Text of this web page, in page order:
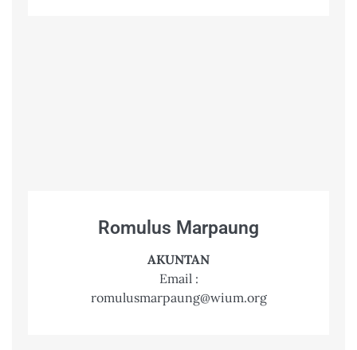
Romulus Marpaung
AKUNTAN
Email :
romulusmarpaung@wium.org